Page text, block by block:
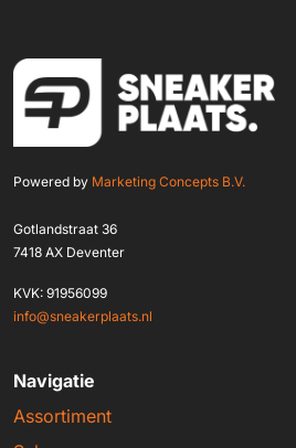
Powered by Marketing Concepts B.V.
Gotlandstraat 36
7418 AX Deventer
KVK: 91956099
info@sneakerplaats.nl
Navigatie
Assortiment